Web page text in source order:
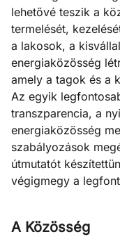
lehetővé teszik a
termelését,
a lakosok, a
energiaközösség
amely a tagok és a
Az egyik
transzparencia, a
energiaközösség
szabályozások
útmutatót
végigmegy a
A Közösség